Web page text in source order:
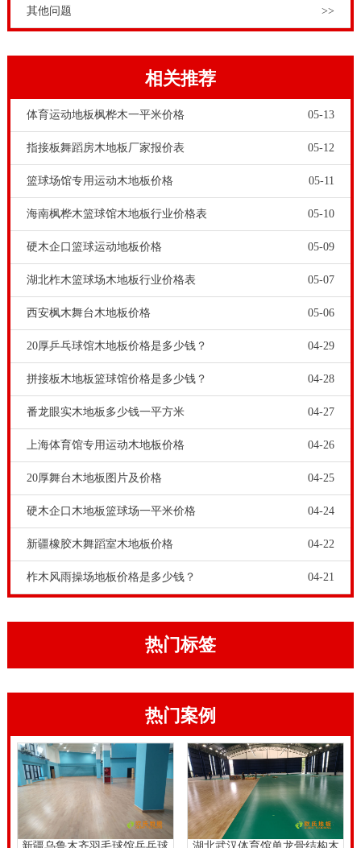
运动木地板采购成本较高。运动木地板使用时间越久，
其使用价值越高。运动员在运动过程中难免会给木地板
留下印迹或者造成损坏，而品牌体育地板品牌根据这一
情况，提高了地板对于各类型活动的承载能力，减少磨
损和使用痕迹的发生，大大延长了地板的使用寿命。欧
氏地板-硬木企口风雨操场地板造价，质量万里行，万里
无假货。在中国体育运动木地板市场，如何评判体育运
动木地板的专业质量呢？这就是德国标准。德国标准是
体育运动木地板行业都认可的检测标准。根据检测标
准，一个完工后的木地板体育运动场地应达到“三大功
能，六项指标。”
体育场馆工程商和甲方朋友，考察运动木地板企业，先
看其生产的运动木地板产品，有没有德国标准。然后再
考察运动木地板企业，有没有安装和售后服务。真正的
运动木地板企业，都是一站式服务，用工匠精神为广大
体育场馆工程商和甲方提供各类运动木地板,运动实木地
是一旦篮球运动木地板变形或损坏，篮球运动员和爱好
者们则即刻身陷危险之中。一个室内篮球场馆，铺装专
业的篮球木地板是多么地重要。硬木企口风雨操场地板
硬木企口风雨操场地板造价，塑胶篮球场这些年逐渐火
爆起来了，广泛地受到各个学校及其他单位的喜爱。原
因无它，容易施工，无污染。可是在专业性能方面，塑
胶篮球地板和实木运动地板还是没法相比的。实木篮球
其他问题 >>
相关推荐
体育运动地板枫桦木一平米价格 05-13
指接板舞蹈房木地板厂家报价表 05-12
篮球场馆专用运动木地板价格 05-11
海南枫桦木篮球馆木地板行业价格表 05-10
硬木企口篮球运动地板价格 05-09
湖北柞木篮球场木地板行业价格表 05-07
西安枫木舞台木地板价格 05-06
20厚乒乓球馆木地板价格是多少钱？ 04-29
拼接板木地板篮球馆价格是多少钱？ 04-28
番龙眼实木地板多少钱一平方米 04-27
上海体育馆专用运动木地板价格 04-26
20厚舞台木地板图片及价格 04-25
硬木企口木地板篮球场一平米价格 04-24
新疆橡胶木舞蹈室木地板价格 04-22
柞木风雨操场地板价格是多少钱？ 04-21
热门标签
热门案例